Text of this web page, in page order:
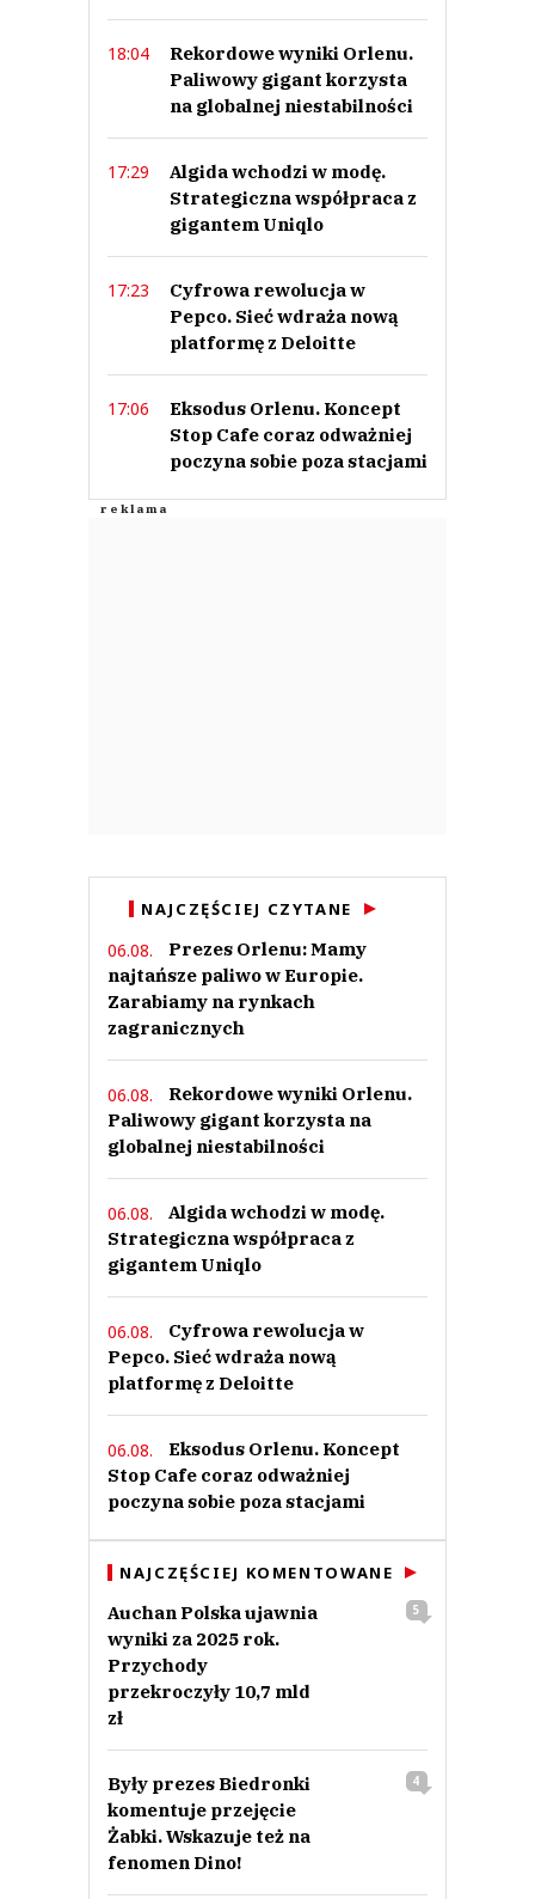
18:04
Rekordowe wyniki Orlenu.
Paliwowy gigant korzysta
na globalnej niestabilności
17:29
Algida wchodzi w modę.
Strategiczna współpraca z
gigantem Uniqlo
17:23
Cyfrowa rewolucja w
Pepco. Sieć wdraża nową
platformę z Deloitte
17:06
Eksodus Orlenu. Koncept
Stop Cafe coraz odważniej
poczyna sobie poza stacjami
NAJCZĘŚCIEJ CZYTANE
06.08.
Prezes Orlenu: Mamy
najtańsze paliwo w Europie.
Zarabiamy na rynkach
zagranicznych
06.08.
Rekordowe wyniki Orlenu.
Paliwowy gigant korzysta na
globalnej niestabilności
06.08.
Algida wchodzi w modę.
Strategiczna współpraca z
gigantem Uniqlo
06.08.
Cyfrowa rewolucja w
Pepco. Sieć wdraża nową
platformę z Deloitte
06.08.
Eksodus Orlenu. Koncept
Stop Cafe coraz odważniej
poczyna sobie poza stacjami
NAJCZĘŚCIEJ KOMENTOWANE
Auchan Polska ujawnia
wyniki za 2025 rok.
Przychody
przekroczyły 10,7 mld
zł
5
Były prezes Biedronki
komentuje przejęcie
Żabki. Wskazuje też na
fenomen Dino!
4